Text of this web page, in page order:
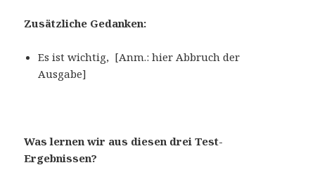
Zusätzliche Gedanken:
Es ist wichtig, [Anm.: hier Abbruch der
Ausgabe]
Was lernen wir aus diesen drei Test-
Ergebnissen?